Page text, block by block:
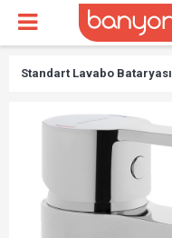
Standart Lavabo Bataryası